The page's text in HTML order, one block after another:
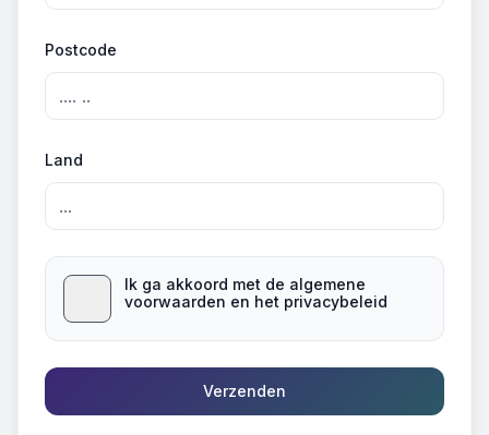
Postcode
Land
Ik ga akkoord met de algemene
voorwaarden en het privacybeleid
Verzenden